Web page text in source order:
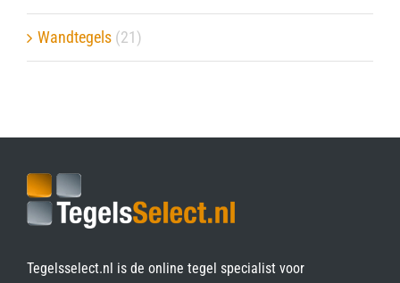
Wandtegels (21)
Tegelsselect.nl is de online tegel specialist voor